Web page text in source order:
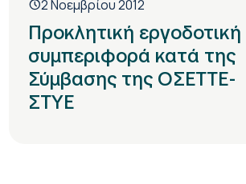
2 Νοεμβρίου 2012
Προκλητική εργοδοτική
συμπεριφορά κατά της
Σύμβασης της ΟΣΕΤΤΕ-
ΣΤΥΕ